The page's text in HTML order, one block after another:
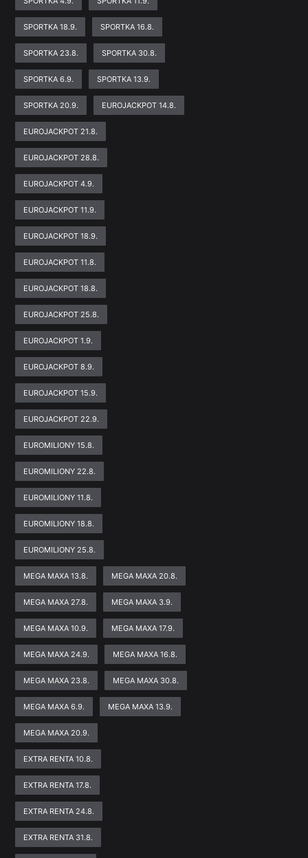
SPORTKA 18.9. SPORTKA 16.8.
SPORTKA 23.8. SPORTKA 30.8.
SPORTKA 6.9. SPORTKA 13.9.
SPORTKA 20.9. EUROJACKPOT 14.8.
EUROJACKPOT 21.8.
EUROJACKPOT 28.8.
EUROJACKPOT 4.9.
EUROJACKPOT 11.9.
EUROJACKPOT 18.9.
EUROJACKPOT 11.8.
EUROJACKPOT 18.8.
EUROJACKPOT 25.8.
EUROJACKPOT 1.9.
EUROJACKPOT 8.9.
EUROJACKPOT 15.9.
EUROJACKPOT 22.9.
EUROMILIONY 15.8.
EUROMILIONY 22.8.
EUROMILIONY 11.8.
EUROMILIONY 18.8.
EUROMILIONY 25.8.
MEGA MAXA 13.8. MEGA MAXA 20.8.
MEGA MAXA 27.8. MEGA MAXA 3.9.
MEGA MAXA 10.9. MEGA MAXA 17.9.
MEGA MAXA 24.9. MEGA MAXA 16.8.
MEGA MAXA 23.8. MEGA MAXA 30.8.
MEGA MAXA 6.9. MEGA MAXA 13.9.
MEGA MAXA 20.9.
EXTRA RENTA 10.8.
EXTRA RENTA 17.8.
EXTRA RENTA 24.8.
EXTRA RENTA 31.8.